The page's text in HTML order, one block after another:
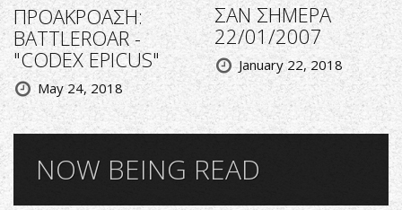
ΠΡΟΑΚΡΟΑΣΗ:
BATTLEROAR -
"CODEX EPICUS"
May 24, 2018
ΣΑΝ ΣΗΜΕΡΑ
22/01/2007
January 22, 2018
NOW BEING READ